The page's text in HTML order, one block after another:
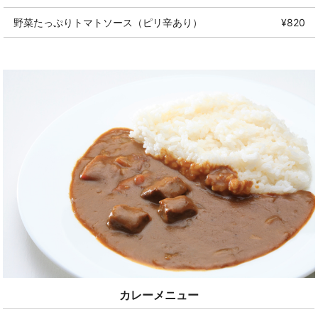
野菜たっぷりトマトソース（ピリ辛あり） ¥820
カレーメニュー